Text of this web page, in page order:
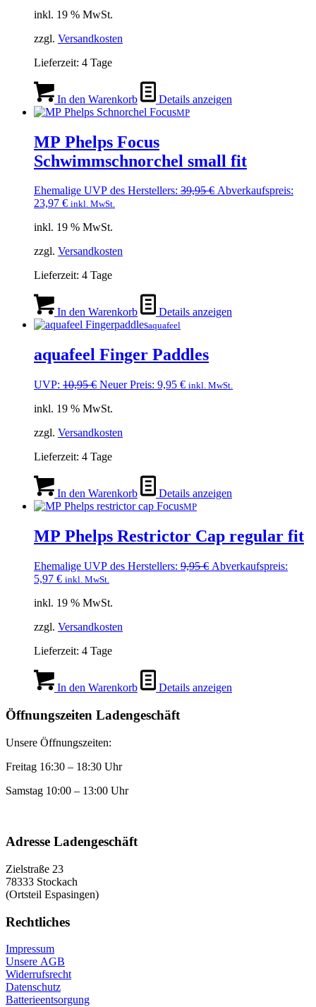
war:
inkl. 19 % MwSt.
zzgl. Versandkosten
Lieferzeit: 4 Tage
In den Warenkorb Details anzeigen
MP
MP Phelps Focus
Schwimmschnorchel small fit
Ehemalige UVP des Herstellers: 39,95€ Ursprünglicher
Abverkaufspreis:
23,97 €Aktueller
ist:
inkl. MwSt.
inkl. 19 % MwSt.
zzgl. Versandkosten
Lieferzeit: 4 Tage
In den Warenkorb Details anzeigen
aquafeel
aquafeel Finger Paddles
UVP: 10,95€ Ursprünglicher
war:
Neuer Preis: 9,95 €Aktueller
inkl. MwSt.
inkl. 19 % MwSt.
zzgl. Versandkosten
Lieferzeit: 4 Tage
In den Warenkorb Details anzeigen
MP
MP Phelps Restrictor Cap regular fit
Ehemalige UVP des Herstellers: 9,95€ Ursprünglicher
Abverkaufspreis:
5,97 €Aktueller
ist:
inkl. MwSt.
inkl. 19 % MwSt.
zzgl. Versandkosten
Lieferzeit: 4 Tage
In den Warenkorb Details anzeigen
Öffnungszeiten Ladengeschäft
Unsere Öffnungszeiten:
Freitag 16:30 – 18:30 Uhr
Samstag 10:00 – 13:00 Uhr
Adresse Ladengeschäft
Zielstraße 23
78333 Stockach
(Ortsteil Espasingen)
Rechtliches
Impressum
Unsere AGB
Widerrufsrecht
Datenschutz
Batterieentsorgung